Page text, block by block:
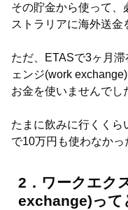
その貯金から使って、
ストラリアに海外送金
ただ、ETASで3ヶ月
ェンジ(work
お金を使いませんでし
たまに飲みに行くくら
で10万円も使わなかっ
2．ワークエク
exchange)って